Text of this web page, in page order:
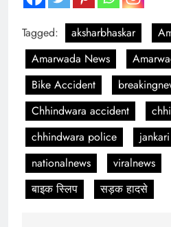
Tagged: aksharbhaskar
Amarwada News
Bike Accident
Chhindwara accident
chhindwara police
jankari
nationalnews
viralnews
बाइक स्लिप
सड़क हादसे